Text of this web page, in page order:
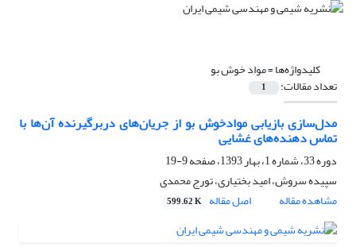
کلیدواژه‌ها =مواد خوش بو
تعداد مقالات: 1
مدل‌سازی بازیابی موادخوش بو از جریان‌های دربرگیرنده آن‌ها با
تماس دهنده‌های غشایی
دوره 33، شماره 1، بهار 1393، صفحه
9-19
سپیده سروش، امید بختیاری، تورج محمدی
مشاهده مقاله
اصل مقاله 599.62 K